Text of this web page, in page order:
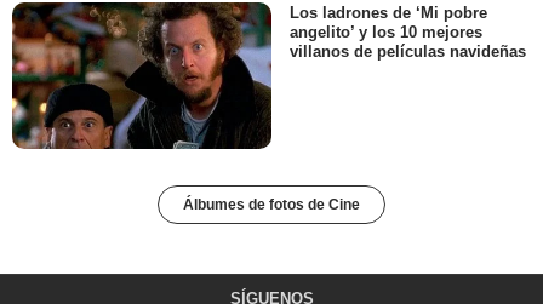
Los ladrones de ‘Mi pobre
angelito’ y los 10 mejores
villanos de películas navideñas
Álbumes de fotos de Cine
SÍGUENOS